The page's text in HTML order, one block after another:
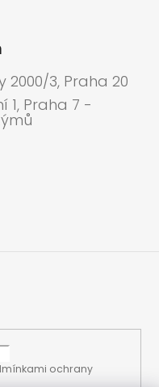
ochrany
2000/3, Praha 20
1, Praha 7 -